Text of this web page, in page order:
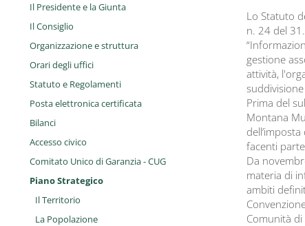
Lo Statuto
n. 24 del
gestione
attività,
Prima del
Montana
facenti
Da
materia di
ambiti
Comunità
Il Presidente e la Giunta
Il Consiglio
Organizzazione e struttura
Orari degli uffici
Statuto e Regolamenti
Posta elettronica certificata
Bilanci
Accesso civico
Comitato Unico di Garanzia - CUG
Piano Strategico
Il Territorio
La Popolazione